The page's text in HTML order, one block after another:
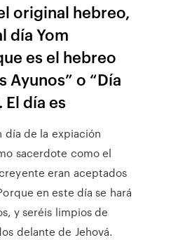
original hebreo,
día Yom
es el hebreo
Ayunos” o “Día
El día es
día de la expiación
sacerdote como el
eran aceptados
en este día se hará
y seréis limpios de
delante de Jehová.